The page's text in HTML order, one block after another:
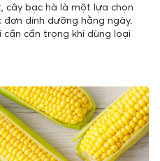
cây bạc hà là một lựa chọn
dinh dưỡng hằng ngày.
cần cẩn trọng khi dùng loại